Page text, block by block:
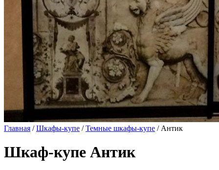
Главная /Шкафы-купе /Темные шкафы-купе / Антик
Шкаф-купе Антик